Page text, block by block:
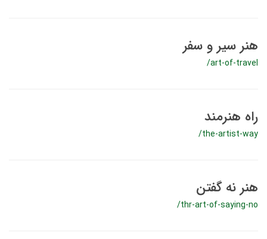
هنر سیر و سفر
/art-of-travel
راه هنرمند
/the-artist-way
هنر نه گفتن
/thr-art-of-saying-no